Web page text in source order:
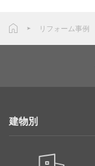
リフォーム事例
建物別